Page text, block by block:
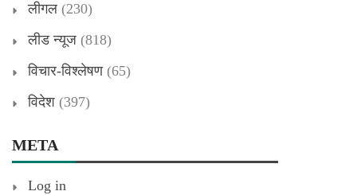
लीगल (230)
लीड न्यूज (818)
विचार-विश्लेषण(65)
विदेश (397)
META
Log in